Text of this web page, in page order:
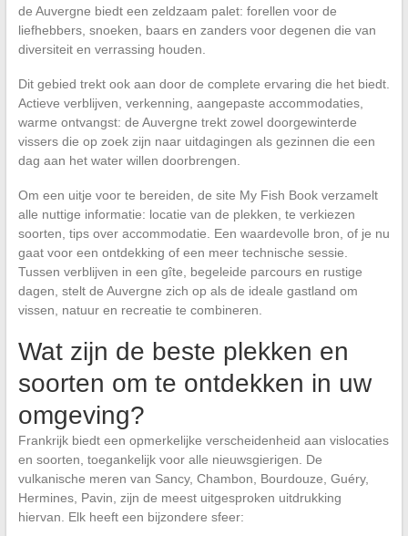
de Auvergne biedt een zeldzaam palet: forellen voor de
liefhebbers, snoeken, baars en zanders voor degenen die van
diversiteit en verrassing houden.
Dit gebied trekt ook aan door de complete ervaring die het biedt.
Actieve verblijven, verkenning, aangepaste accommodaties,
warme ontvangst: de Auvergne trekt zowel doorgewinterde
vissers die op zoek zijn naar uitdagingen als gezinnen die een
dag aan het water willen doorbrengen.
Om een uitje voor te bereiden, de site My Fish Book verzamelt
alle nuttige informatie: locatie van de plekken, te verkiezen
soorten, tips over accommodatie. Een waardevolle bron, of je nu
gaat voor een ontdekking of een meer technische sessie.
Tussen verblijven in een gîte, begeleide parcours en rustige
dagen, stelt de Auvergne zich op als de ideale gastland om
vissen, natuur en recreatie te combineren.
Wat zijn de beste plekken en
soorten om te ontdekken in uw
omgeving?
Frankrijk biedt een opmerkelijke verscheidenheid aan vislocaties
en soorten, toegankelijk voor alle nieuwsgierigen. De
vulkanische meren van Sancy, Chambon, Bourdouze, Guéry,
Hermines, Pavin, zijn de meest uitgesproken uitdrukking
hiervan. Elk heeft een bijzondere sfeer: